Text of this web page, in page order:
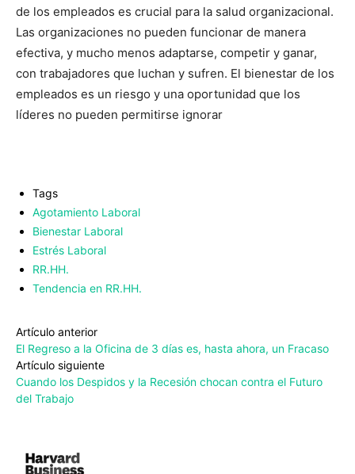
de los empleados es crucial para la salud organizacional.
Las organizaciones no pueden funcionar de manera
efectiva, y mucho menos adaptarse, competir y ganar,
con trabajadores que luchan y sufren. El bienestar de los
empleados es un riesgo y una oportunidad que los
líderes no pueden permitirse ignorar
Tags
Agotamiento Laboral
Bienestar Laboral
Estrés Laboral
RR.HH.
Tendencia en RR.HH.
Artículo anterior
El Regreso a la Oficina de 3 días es, hasta ahora, un Fracaso
Artículo siguiente
Cuando los Despidos y la Recesión chocan contra el Futuro
del Trabajo